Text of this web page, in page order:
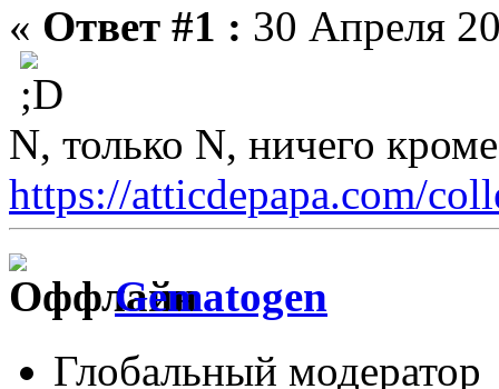
« Ответ #1 : 30 Апреля
N, только N, ничего
https://atticdepapa.com/
Gematogen
Глобальный модератор